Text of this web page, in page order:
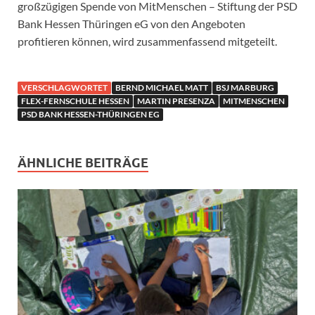
großzügigen Spende von MitMenschen – Stiftung der PSD
Bank Hessen Thüringen eG von den Angeboten
profitieren können, wird zusammenfassend mitgeteilt.
VERSCHLAGWORTET BERND MICHAEL MATT
BSJ MARBURG
FLEX-FERNSCHULE HESSEN
MARTIN PRESENZA
MITMENSCHEN
PSD BANK HESSEN-THÜRINGEN EG
ÄHNLICHE BEITRÄGE